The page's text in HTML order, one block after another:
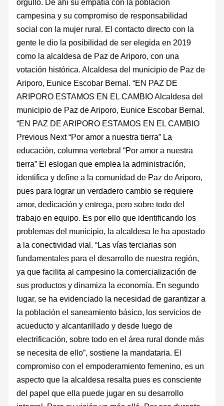
campesina y su compromiso de responsabilidad
social con la mujer rural. El contacto directo con la
gente le dio la posibilidad de ser elegida en 2019
como la alcaldesa de Paz de Ariporo, con una
votación histórica. Alcaldesa del municipio de Paz de
Ariporo, Eunice Escobar Bernal. “EN PAZ DE
ARIPORO ESTAMOS EN EL CAMBIO Alcaldesa del
municipio de Paz de Ariporo, Eunice Escobar Bernal.
“EN PAZ DE ARIPORO ESTAMOS EN EL CAMBIO
Previous Next “Por amor a nuestra tierra” La
educación, columna vertebral “Por amor a nuestra
tierra” El eslogan que emplea la administración,
identifica y define a la comunidad de Paz de Ariporo,
pues para lograr un verdadero cambio se requiere
amor, dedicación y entrega, pero sobre todo del
trabajo en equipo. Es por ello que identificando los
problemas del municipio, la alcaldesa le ha apostado
a la conectividad vial. “Las vías terciarias son
fundamentales para el desarrollo de nuestra región,
ya que facilita al campesino la comercialización de
sus productos y dinamiza la economía. En segundo
lugar, se ha evidenciado la necesidad de garantizar a
la población el saneamiento básico, los servicios de
acueducto y alcantarillado y desde luego de
electrificación, sobre todo en el área rural donde más
se necesita de ello”, sostiene la mandataria. El
compromiso con el empoderamiento femenino, es un
aspecto que la alcaldesa resalta pues es consciente
del papel que ella puede jugar en su desarrollo